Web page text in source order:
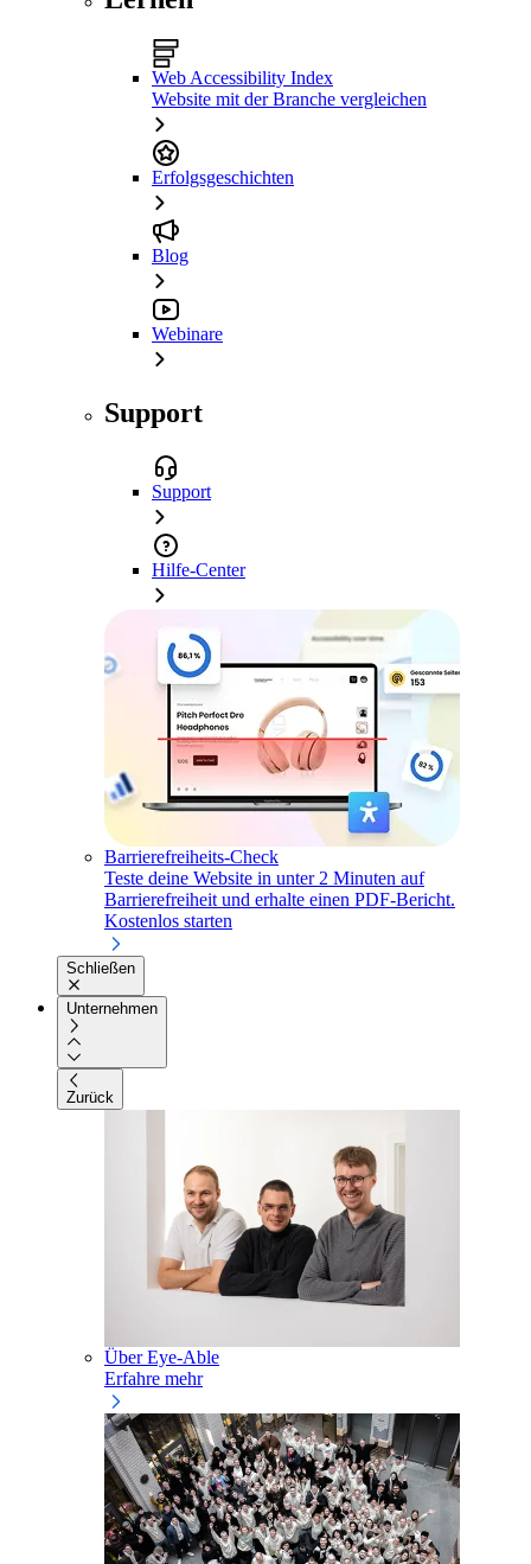
Web Accessibility Index
Website mit der Branche vergleichen
Erfolgsgeschichten
Blog
Webinare
Support
Support
Hilfe-Center
Barrierefreiheits-Check
Teste deine Website in unter 2 Minuten auf
Barrierefreiheit und erhalte einen PDF-Bericht.
Kostenlos starten
Schließen
Unternehmen
Zurück
Über Eye-Able
Erfahre mehr